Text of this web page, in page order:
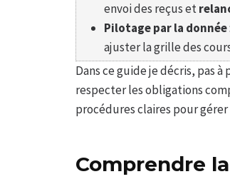
envoi des reçus et
Pilotage par la donnée
ajuster la grille des
Dans ce guide je décris, pas
respecter les obligations
procédures claires pour
Comprendre